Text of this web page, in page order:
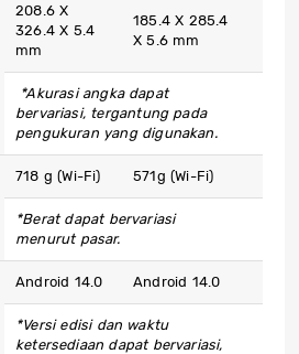
208.6 X
326.4 X 5.4
mm
185.4 X 285.4
X 5.6 mm
*Akurasi angka dapat
bervariasi, tergantung pada
pengukuran yang digunakan.
718 g (Wi-Fi) 571g (Wi-Fi)
*Berat dapat bervariasi
menurut pasar.
Android 14.0 Android 14.0
*Versi edisi dan waktu
ketersediaan dapat bervariasi,